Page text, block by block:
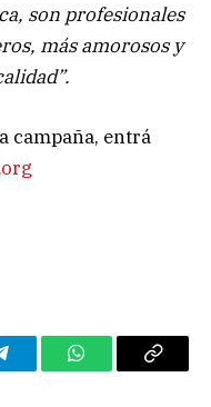
son profesionales
más amorosos y
campaña, entrá
WhatsAppCopy